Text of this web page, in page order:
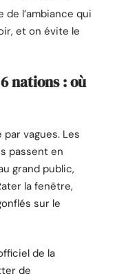
l’ambiance qui
et on évite le
nations : où
vagues. Les
passent en
grand public,
la fenêtre,
sur le
de la
de